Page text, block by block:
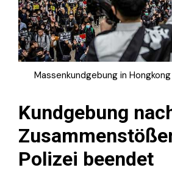
Massenkundgebung in
Kundgebung
Polizei beendet